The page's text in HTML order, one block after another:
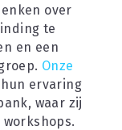
over
te
en een
Onze
ervaring
waar zij